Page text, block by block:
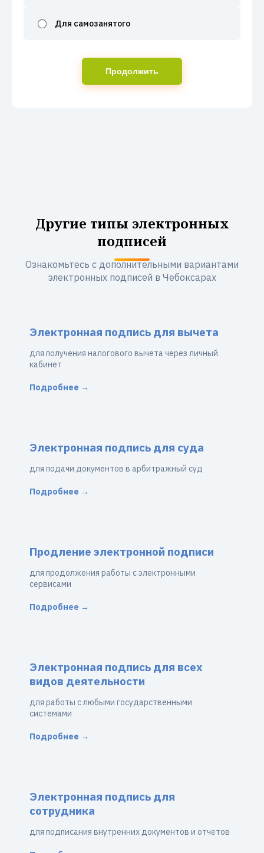
Для самозанятого
Продолжить
Другие типы электронных
подписей
Ознакомьтесь с дополнительными вариантами
электронных подписей в Чебоксарах
Электронная подпись для вычета
для получения налогового вычета через личный
кабинет
Подробнее →
Электронная подпись для суда
для подачи документов в арбитражный суд
Подробнее →
Продление электронной подписи
для продолжения работы с электронными
сервисами
Подробнее →
Электронная подпись для всех
видов деятельности
для работы с любыми государственными
системами
Подробнее →
Электронная подпись для
сотрудника
для подписания внутренних документов и отчетов